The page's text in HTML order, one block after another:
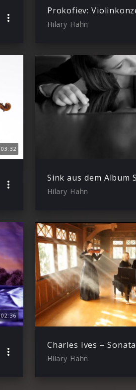
Hilary Hahn
03:32
Sink aus dem Album
Hilary Hahn
02:36
Hilary Hahn